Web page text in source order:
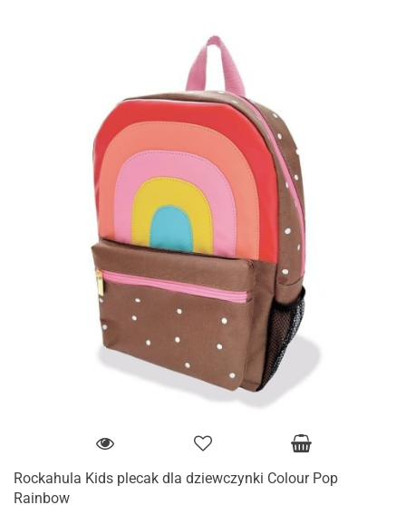
Rockahula Kids plecak dla dziewczynki Colour Pop
Rainbow